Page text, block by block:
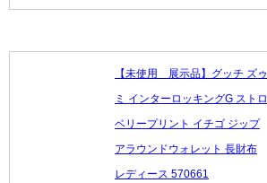
【未使用 展示品】グッチ ズゥ
ミ インターロッキングG ストロ
ベリープリント イチゴ ジップ
アラウンドウォレット 長財布
レディース 570661